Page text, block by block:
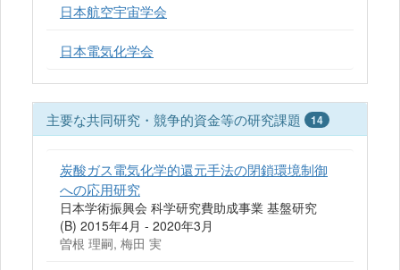
日本航空宇宙学会
日本電気化学会
主要な共同研究・競争的資金等の研究課題 14
炭酸ガス電気化学的還元手法の閉鎖環境制御
への応用研究
日本学術振興会 科学研究費助成事業 基盤研究
(B) 2015年4月 - 2020年3月
曽根 理嗣, 梅田 実